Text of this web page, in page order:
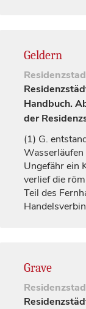
Geldern
Handbuch.
der
(1) G.
Ungefähr ein
verlief die
Teil des
Grave